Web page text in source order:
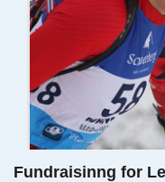
Fundraisinng for